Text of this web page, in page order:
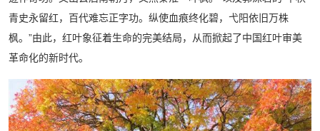
青史永留红，百代难忘正字功。纵使血痕终化碧，弋阳依旧万株
枫。”由此，红叶象征着生命的完美结局，从而掀起了中国红叶审美
革命化的新时代。